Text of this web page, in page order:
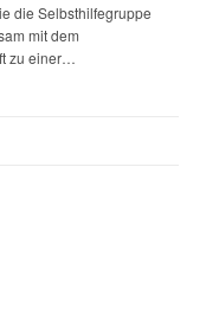
die Selbsthilfegruppe
mit dem
zu einer…